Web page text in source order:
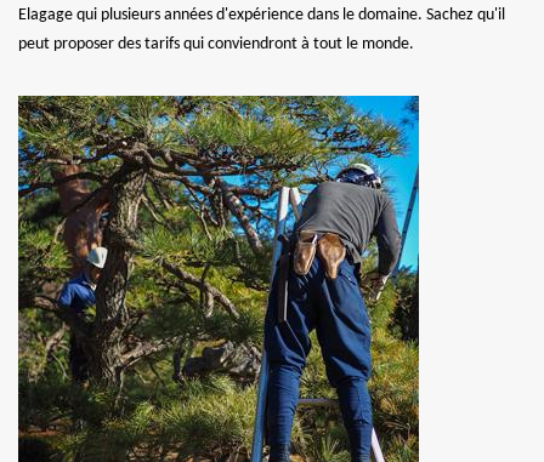
Elagage qui plusieurs années d'expérience dans le domaine. Sachez qu'il
peut proposer des tarifs qui conviendront à tout le monde.